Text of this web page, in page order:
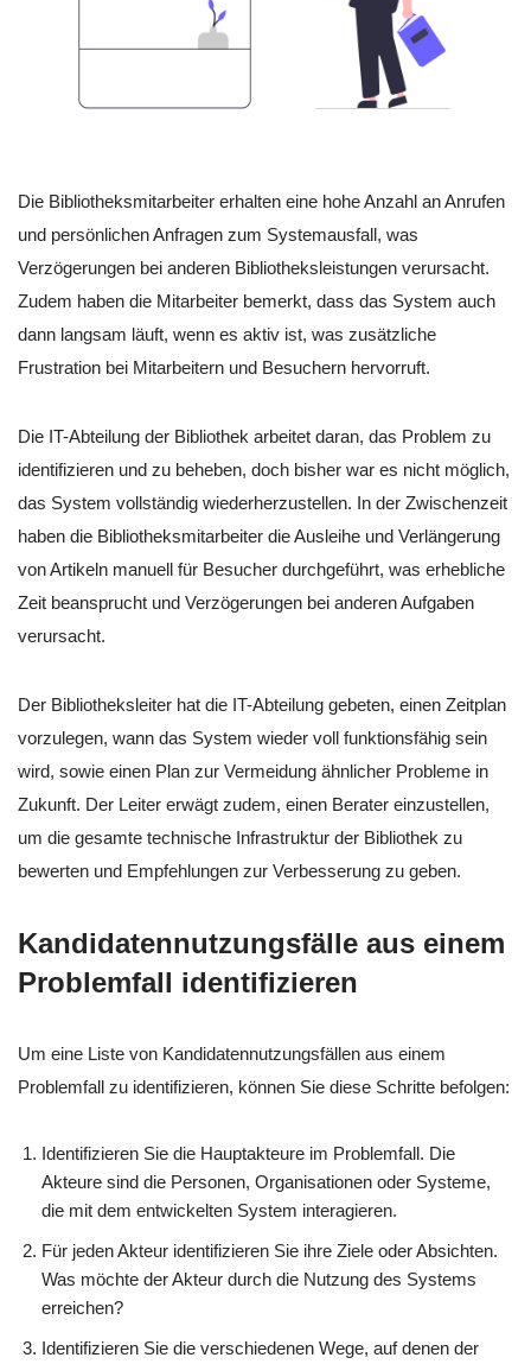
Die Bibliotheksmitarbeiter erhalten eine hohe Anzahl an Anrufen
und persönlichen Anfragen zum Systemausfall, was
Verzögerungen bei anderen Bibliotheksleistungen verursacht.
Zudem haben die Mitarbeiter bemerkt, dass das System auch
dann langsam läuft, wenn es aktiv ist, was zusätzliche
Frustration bei Mitarbeitern und Besuchern hervorruft.
Die IT-Abteilung der Bibliothek arbeitet daran, das Problem zu
identifizieren und zu beheben, doch bisher war es nicht möglich,
das System vollständig wiederherzustellen. In der Zwischenzeit
haben die Bibliotheksmitarbeiter die Ausleihe und Verlängerung
von Artikeln manuell für Besucher durchgeführt, was erhebliche
Zeit beansprucht und Verzögerungen bei anderen Aufgaben
verursacht.
Der Bibliotheksleiter hat die IT-Abteilung gebeten, einen Zeitplan
vorzulegen, wann das System wieder voll funktionsfähig sein
wird, sowie einen Plan zur Vermeidung ähnlicher Probleme in
Zukunft. Der Leiter erwägt zudem, einen Berater einzustellen,
um die gesamte technische Infrastruktur der Bibliothek zu
bewerten und Empfehlungen zur Verbesserung zu geben.
Kandidatennutzungsfälle aus einem
Problemfall identifizieren
Um eine Liste von Kandidatennutzungsfällen aus einem
Problemfall zu identifizieren, können Sie diese Schritte befolgen:
Identifizieren Sie die Hauptakteure im Problemfall. Die
Akteure sind die Personen, Organisationen oder Systeme,
die mit dem entwickelten System interagieren.
Für jeden Akteur identifizieren Sie ihre Ziele oder Absichten.
Was möchte der Akteur durch die Nutzung des Systems
erreichen?
Identifizieren Sie die verschiedenen Wege, auf denen der